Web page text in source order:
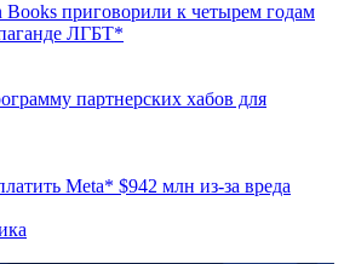
Books приговорили к четырем годам
ЛГБТ*
партнерских хабов для
Meta* $942 млн из-за вреда